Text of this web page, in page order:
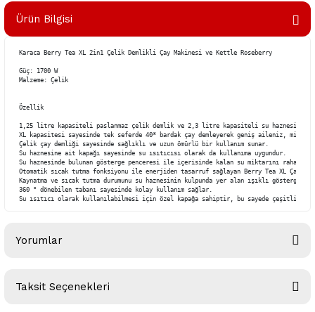
Ürün Bilgisi
Karaca Berry Tea XL 2in1 Çelik Demlikli Çay Makinesi ve Kettle Roseberry
Güç: 1700 W
Malzeme: Çelik
Özellik
1,25 litre kapasiteli paslanmaz çelik demlik ve 2,3 litre kapasiteli su haznesine
XL kapasitesi sayesinde tek seferde 40* bardak çay demleyerek geniş aileniz,
Çelik çay demliği sayesinde sağlıklı ve uzun ömürlü bir kullanım sunar.
Su haznesine ait kapağı sayesinde su ısıtıcısı olarak da kullanıma uygundur.
Su haznesinde bulunan gösterge penceresi ile içerisinde kalan su miktarını
Otomatik sıcak tutma fonksiyonu ile enerjiden tasarruf sağlayan Berry Tea XL Çay
Kaynatma ve sıcak tutma durumunu su haznesinin kulpunda yer alan ışıklı
360 ° dönebilen tabanı sayesinde kolay kullanım sağlar.
Su ısıtıcı olarak kullanılabilmesi için özel kapağa sahiptir, bu sayede çeşitli
Yorumlar
Taksit Seçenekleri